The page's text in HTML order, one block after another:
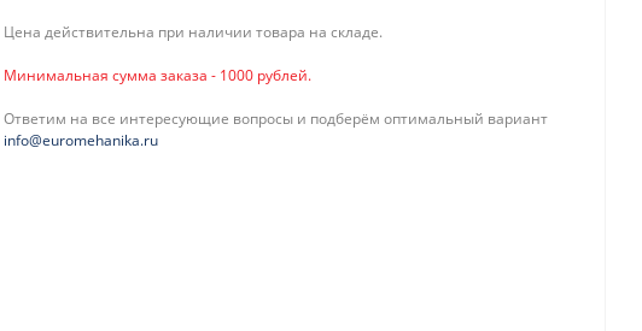
Цена действительна при наличии товара на складе.
Минимальная сумма заказа - 1000 рублей.
Ответим на все интересующие вопросы и подберём оптимальный вариант
info@euromehanika.ru